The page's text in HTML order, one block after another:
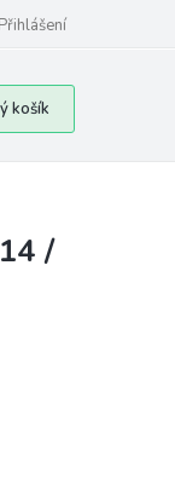
Přihlášení
košík
/